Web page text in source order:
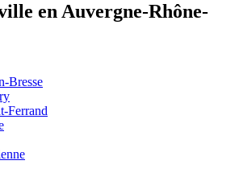
en Auvergne-Rhône-
Bresse
Ferrand